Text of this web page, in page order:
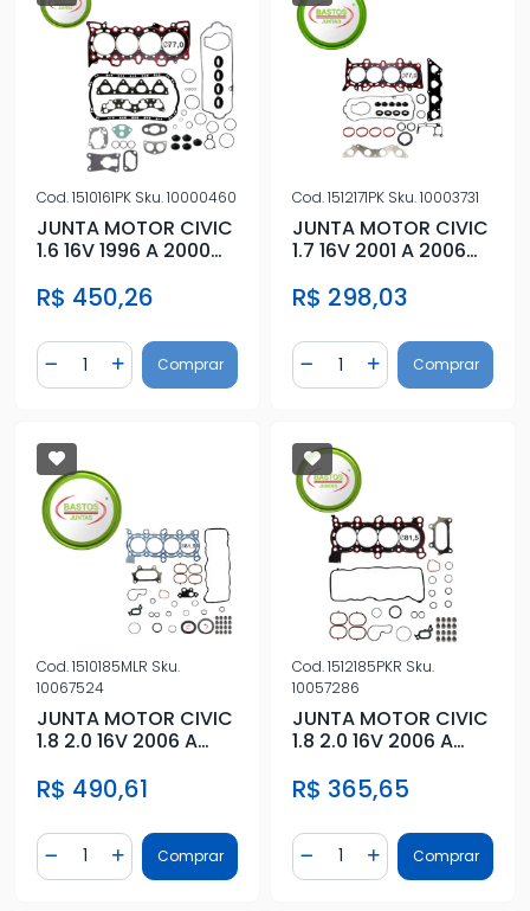
Cod.1510161PK Sku.10000460
JUNTA MOTOR CIVIC
1.6 16V 1996 A 2000
R$ 450,26
Diminuir Quantidade
Quantidade
Adicionar Quantidade
Comprar
Cod.1512171PK Sku.10003731
JUNTA MOTOR CIVIC
1.7 16V 2001 A 2006
R$ 298,03
Diminuir Quantidade
Quantidade
AdicionarComprar
Cod.1510185MLR Sku.
10067524
JUNTA MOTOR CIVIC
1.8 2.0 16V 2006 A
R$ 490,61
Diminuir Quantidade
Quantidade
Adicionar Quantidade
Comprar
Cod.1512185PKR Sku.
10057286
JUNTA MOTOR CIVIC
1.8 2.0 16V 2006 A
C/RET
R$ 365,65
Diminuir Quantidade
Quantidade
AdicionarComprar